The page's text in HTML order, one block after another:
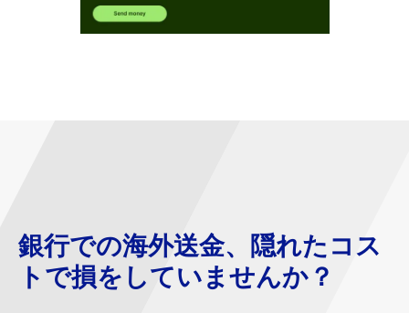
銀行での海外送金、隠れたコス
トで損をしていませんか？